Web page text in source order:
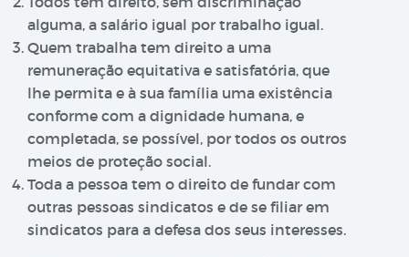
alguma, a salário igual por trabalho igual.
Quem trabalha tem direito a uma
remuneração equitativa e satisfatória, que
lhe permita e à sua família uma existência
conforme com a dignidade humana, e
completada, se possível, por todos os outros
meios de proteção social.
Toda a pessoa tem o direito de fundar com
outras pessoas sindicatos e de se filiar em
sindicatos para a defesa dos seus interesses.